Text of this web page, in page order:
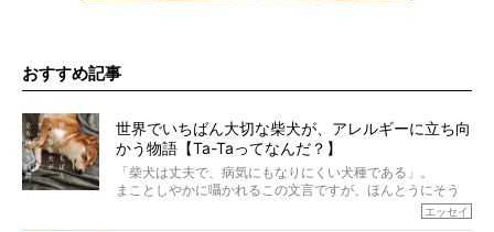
おすすめ記事
世界でいちばん大切な柴犬が、アレルギーに立ち向
かう物語【Ta-Taってなんだ？】
「柴犬は丈夫で、病気にもなりにくい犬種である」。
まことしやかに囁かれるこの文言ですが、ほんとうにそう
エッセイ